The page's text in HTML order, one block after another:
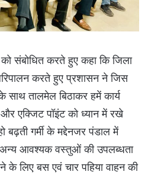
संबोधित करते हुए कहा कि जिला
करते हुए प्रशासन ने जिस
साथ तालमेल बिठाकर हमें कार्य
एक्जिट पॉइंट को ध्यान में रखे
बढ़ती गर्मी के मद्देनजर पंडाल में
अन्य आवश्यक वस्तुओं की उपलब्धता
के लिए बस एवं चार पहिया वाहन की